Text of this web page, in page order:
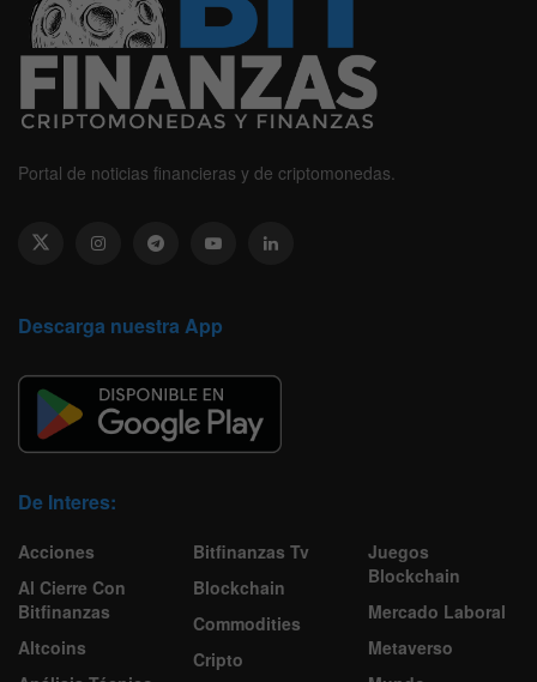
Portal de noticias financieras y de criptomonedas.
Descarga nuestra App
De Interes:
Acciones
Al Cierre Con
Bitfinanzas
Altcoins
Bitfinanzas Tv
Blockchain
Commodities
Cripto
Juegos
Blockchain
Mercado Laboral
Metaverso